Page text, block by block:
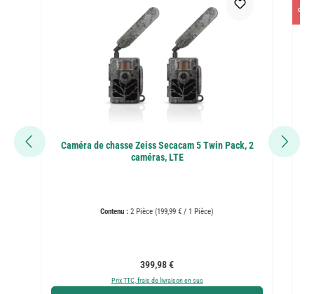
Caméra de chasse Zeiss Secacam 5 Twin Pack, 2
caméras, LTE
Contenu : 2 Pièce (199,99 € / 1 Pièce)
Prix régulier :
399,98 €
Prix TTC, frais de livraison en sus
%